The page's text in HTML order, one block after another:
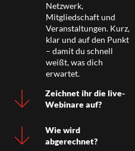
Netzwerk,
Mitgliedschaft und
Veranstaltungen. Kurz,
klar und auf den Punkt
– damit du schnell
weißt, was dich
erwartet.
Zeichnet ihr die live-
Webinare auf?
Wie wird
abgerechnet?